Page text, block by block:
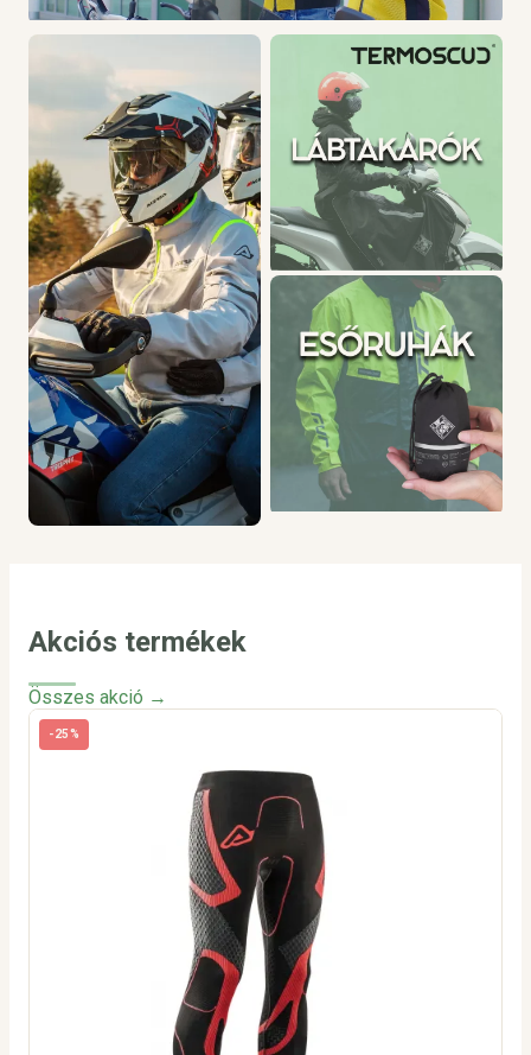
Akciós termékek
Összes akció →
-25%